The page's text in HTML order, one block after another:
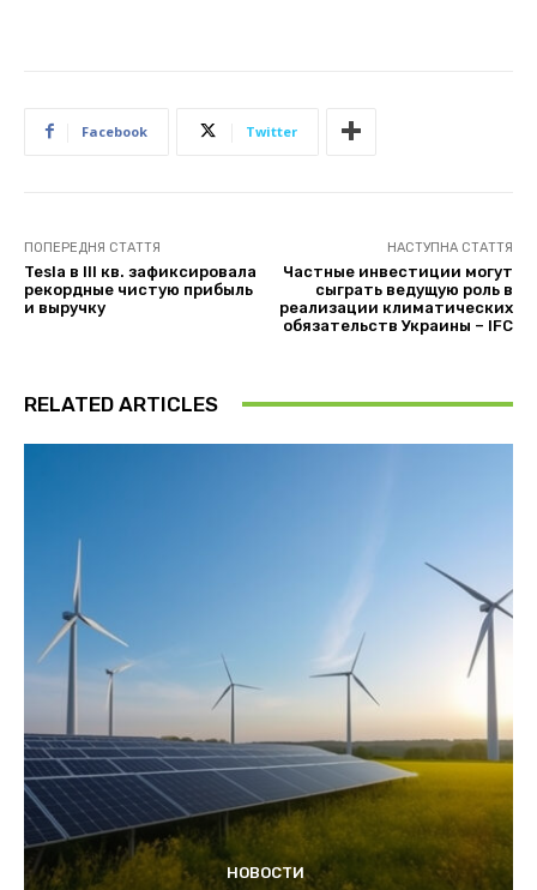
Facebook Twitter
ПОПЕРЕДНЯ СТАТТЯ
Tesla в III кв. зафиксировала
рекордные чистую прибыль
и выручку
НАСТУПНА СТАТТЯ
Частные инвестиции могут
сыграть ведущую роль в
реализации климатических
обязательств Украины – IFC
RELATED ARTICLES
НОВОСТИ